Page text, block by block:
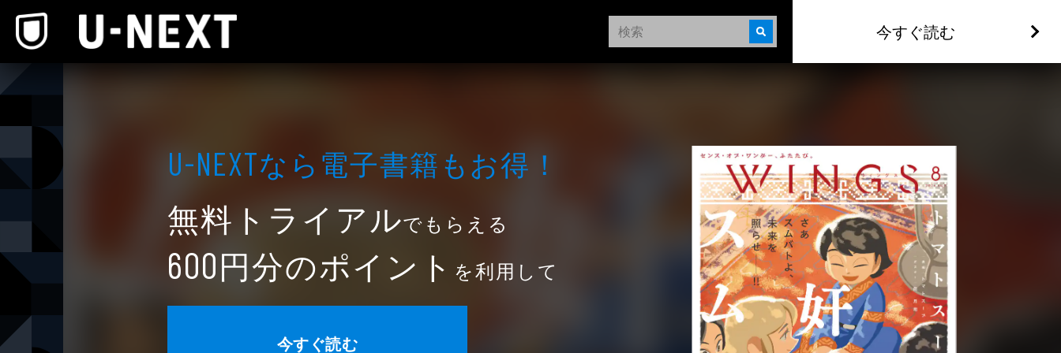
今すぐ読む
U-NEXTなら電⼦書籍もお得！
無料トライアルでもらえる
600円分のポイント を利用して
今すぐ読む